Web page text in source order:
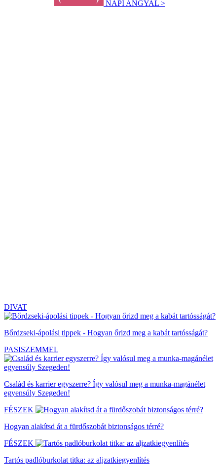
NAPI ANGYAL >
DIVAT
Bőrdzseki-ápolási tippek - Hogyan őrizd meg a kabát tartósságát?
PASISZEMMEL
Család és karrier egyszerre? Így valósul meg a munka-magánélet
egyensúly Szegeden!
FÉSZEK
Hogyan alakítsd át a fürdőszobát biztonságos térré?
FÉSZEK
Tartós padlóburkolat titka: az aljzatkiegyenlítés